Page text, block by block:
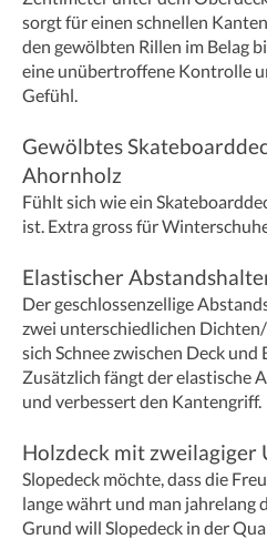
sorgt für einen schnellen
den gewölbten Rillen im Belag
eine unübertroffene Kontrolle
Gefühl.
Gewölbtes
Ahornholz
Fühlt sich wie ein
ist. Extra gross für
Elastischer
Der geschlossenzellige
zwei unterschiedlichen
sich Schnee zwischen Deck und
Zusätzlich fängt der elastische
und verbessert den Kantengriff.
Holzdeck mit
Slopedeck möchte, dass die
lange währt und man jahrelang
Grund will Slopedeck in der